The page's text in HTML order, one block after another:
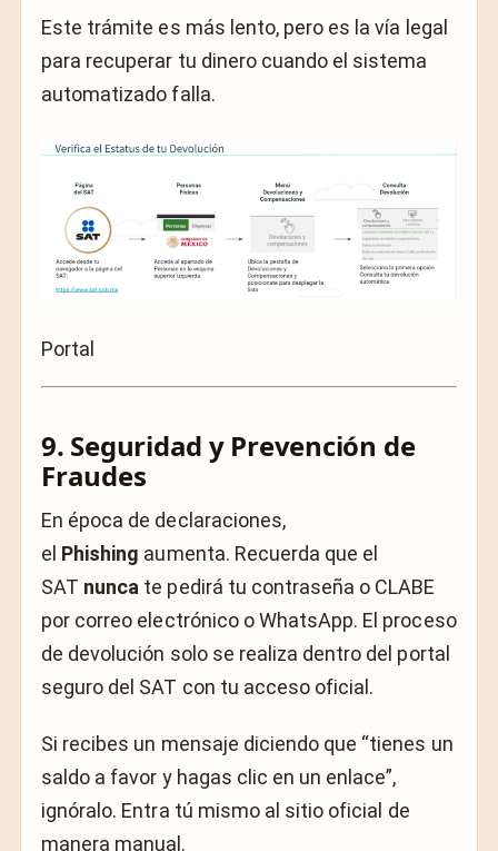
Este trámite es más lento, pero es la vía legal
para recuperar tu dinero cuando el sistema
automatizado falla.
Portal
9. Seguridad y Prevención de
Fraudes
En época de declaraciones,
el Phishing aumenta. Recuerda que el
SAT nunca te pedirá tu contraseña o CLABE
por correo electrónico o WhatsApp. El proceso
de devolución solo se realiza dentro del portal
seguro del SAT con tu acceso oficial.
Si recibes un mensaje diciendo que “tienes un
saldo a favor y hagas clic en un enlace”,
ignóralo. Entra tú mismo al sitio oficial de
manera manual.